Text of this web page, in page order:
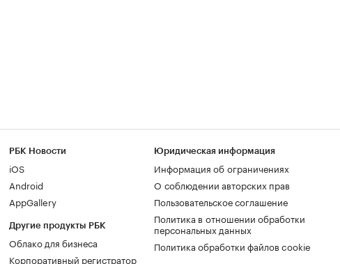
РБК Новости
iOS
Android
AppGallery
Другие продукты РБК
Облако для бизнеса
Корпоративный регистратор
Юридическая информация
Информация об ограничениях
О соблюдении авторских прав
Пользовательское соглашение
Политика в отношении обработки
персональных данных
Политика обработки файлов cookie